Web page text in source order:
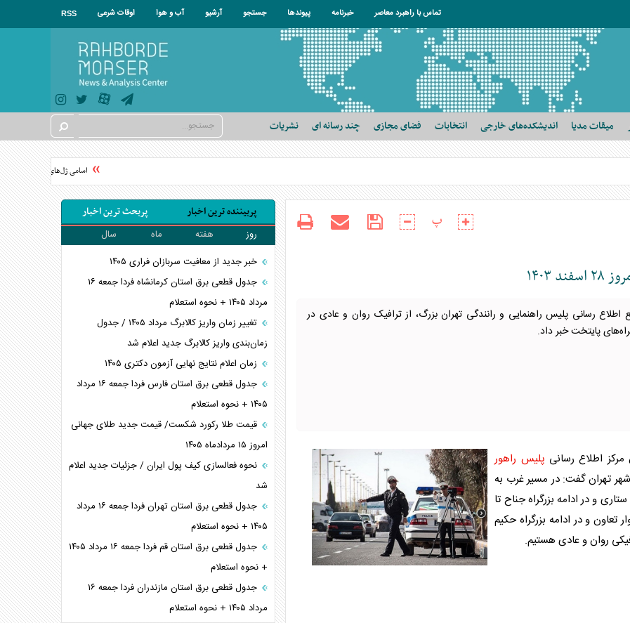
تماس با راهبرد معاصر خبرنامه پیوندها جستجو آرشیو آب و هوا اوقات شرعی RSS
میقات مدیا اندیشکده‌های خارجی انتخابات فضای مجازی چند رسانه ای نشریات
اسامی ژل‌های غیر مجاز
پ
اطلاع رسانی پلیس راهنمایی و رانندگی تهران بزرگ، از ترافیک روان و عادی در
پایتخت خبر داد.
اطلاع رسانی پلیس راهور
تهرانگفت: در مسیر غرب به
و در ادامه بزرگراه جناح تا
تعاون و در ادامه بزرگراه حکیم
ی روان و عادی هستیم.
پربیننده ترین اخبار پربحث ترین اخبار
روز هفته ماه
سال
خبر جدید از معافیت سربازان فراری ۱۴۰۵
جدول قطعی برق استان کرمانشاه فردا جمعه ۱۶
مرداد ۱۴۰۵ + نحوه استعلام
تغییر زمان واریز کالابرگ مرداد ۱۴۰۵ / جدول
زمان‌بندی واریز کالابرگ جدید اعلام شد
زمان اعلام نتایج نهایی آزمون دکتری ۱۴۰۵
جدول قطعی برق استان فارس فردا جمعه ۱۶ مرداد
۱۴۰۵ + نحوه استعلام
قیمت طلا رکورد شکست/ قیمت جدید طلای جهانی
امروز ۱۵ مردادماه ۱۴۰۵
نحوه فعالسازی کیف پول ایران / جزئیات جدید اعلام
شد
جدول قطعی برق استان تهران فردا جمعه ۱۶ مرداد
۱۴۰۵ + نحوه استعلام
جدول قطعی برق استان قم فردا جمعه ۱۶ مرداد ۱۴۰۵
+ نحوه استعلام
جدول قطعی برق استان مازندران فردا جمعه ۱۶
مرداد ۱۴۰۵ + نحوه استعلام